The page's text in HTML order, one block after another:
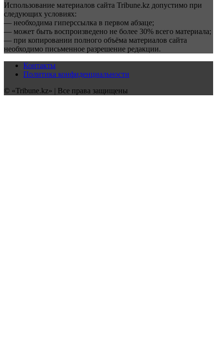
Использование материалов сайта Tribune.kz допустимо при
следующих условиях:
— необходима гиперссылка в первом абзаце;
— может быть воспроизведено не более 30% всего материала;
— при копировании полного объёма материалов сайта
необходимо письменное разрешение редакции.
Контакты
Политика конфиденциальности
© «Tribune.kz» | Все права защищены